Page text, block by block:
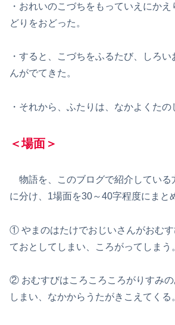
・おれいのこづちをもっていえにか
どりをおどった。
・すると、こづちをふるたび、しろ
んがでてきた。
・それから、ふたりは、なかよくたの
＜場面＞
物語を、このブログで紹介している
に分け、1場面を30～40字程度にま
① やまのはたけでおじいさんがおむ
ておとしてしまい、ころがってしまう
② おむすびはころころころがりすみ
しまい、なかからうたがきこえてくる